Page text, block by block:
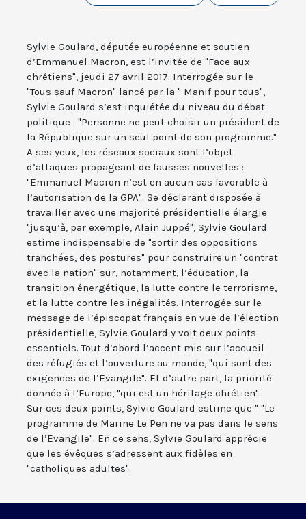
Sylvie Goulard, députée européenne et soutien
d’Emmanuel Macron, est l’invitée de "Face aux
chrétiens", jeudi 27 avril 2017. Interrogée sur le
"Tous sauf Macron" lancé par la " Manif pour tous",
Sylvie Goulard s’est inquiétée du niveau du débat
politique : "Personne ne peut choisir un président de
la République sur un seul point de son programme."
A ses yeux, les réseaux sociaux sont l’objet
d’attaques propageant de fausses nouvelles :
"Emmanuel Macron n’est en aucun cas favorable à
l’autorisation de la GPA". Se déclarant disposée à
travailler avec une majorité présidentielle élargie
"jusqu’à, par exemple, Alain Juppé", Sylvie Goulard
estime indispensable de "sortir des oppositions
tranchées, des postures" pour construire un "contrat
avec la nation" sur, notamment, l’éducation, la
transition énergétique, la lutte contre le terrorisme,
et la lutte contre les inégalités. Interrogée sur le
message de l’épiscopat français en vue de l’élection
présidentielle, Sylvie Goulard y voit deux points
essentiels. Tout d’abord l’accent mis sur l’accueil
des réfugiés et l’ouverture au monde, "qui sont des
exigences de l’Evangile". Et d’autre part, la priorité
donnée à l’Europe, "qui est un héritage chrétien".
Sur ces deux points, Sylvie Goulard estime que " "Le
programme de Marine Le Pen ne va pas dans le sens
de l’Evangile". En ce sens, Sylvie Goulard apprécie
que les évêques s’adressent aux fidèles en
"catholiques adultes".